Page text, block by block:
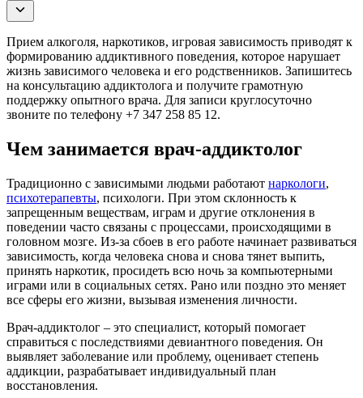
Прием алкоголя, наркотиков, игровая зависимость приводят к
формированию аддиктивного поведения, которое нарушает
жизнь зависимого человека и его родственников. Запишитесь
на консультацию аддиктолога и получите грамотную
поддержку опытного врача. Для записи круглосуточно
звоните по телефону +7 347 258 85 12.
Чем занимается врач-аддиктолог
Традиционно с зависимыми людьми работают наркологи,
психотерапевты, психологи. При этом склонность к
запрещенным веществам, играм и другие отклонения в
поведении часто связаны с процессами, происходящими в
головном мозге. Из-за сбоев в его работе начинает развиваться
зависимость, когда человека снова и снова тянет выпить,
принять наркотик, просидеть всю ночь за компьютерными
играми или в социальных сетях. Рано или поздно это меняет
все сферы его жизни, вызывая изменения личности.
Врач-аддиктолог – это специалист, который помогает
справиться с последствиями девиантного поведения. Он
выявляет заболевание или проблему, оценивает степень
аддикции, разрабатывает индивидуальный план
восстановления.